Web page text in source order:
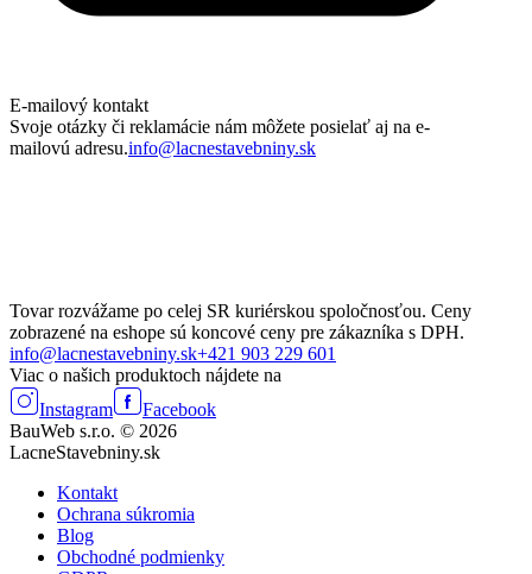
E-mailový kontakt
Svoje otázky či reklamácie nám môžete posielať aj na e-
mailovú adresu.info@lacnestavebniny.sk
Tovar rozvážame po celej SR kuriérskou spoločnosťou. Ceny
zobrazené na eshope sú koncové ceny pre zákazníka s DPH.
info@lacnestavebniny.sk+421 903 229 601
Viac o našich produktoch nájdete na
Instagram
Facebook
BauWeb s.r.o. © 2026
LacneStavebniny.sk
Kontakt
Ochrana súkromia
Blog
Obchodné podmienky